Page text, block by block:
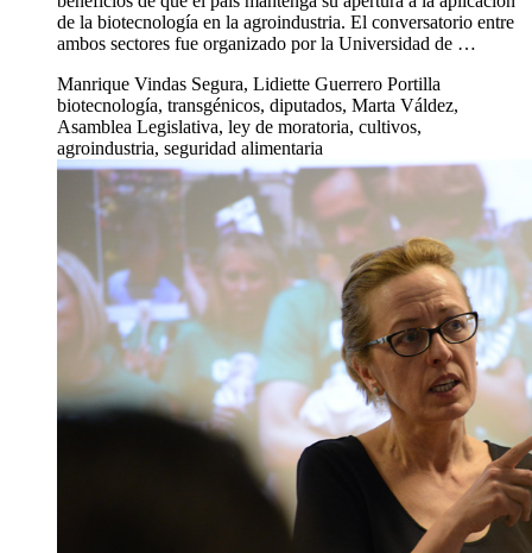
de la biotecnología en la agroindustria. El conversatorio entre
ambos sectores fue organizado por la Universidad de …
Manrique Vindas Segura, Lidiette Guerrero Portilla
biotecnología, transgénicos, diputados, Marta Váldez,
Asamblea Legislativa, ley de moratoria, cultivos,
agroindustria, seguridad alimentaria